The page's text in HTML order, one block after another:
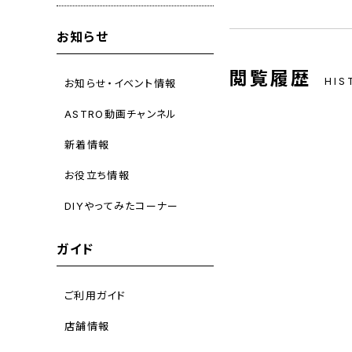
お知らせ
お知らせ・イベント情報
ASTRO動画チャンネル
新着情報
お役立ち情報
DIYやってみたコーナー
ガイド
ご利用ガイド
店舗情報
閲覧履歴